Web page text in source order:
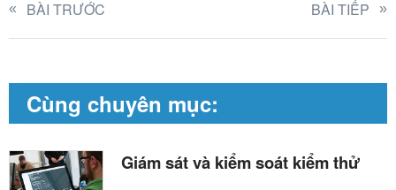
BÀI TRƯỚC BÀI TIẾP
Cùng chuyên mục:
Giám sát và kiểm soát kiểm thử